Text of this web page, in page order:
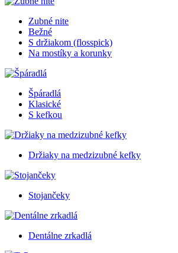
Zubné nite
Bežné
S držiakom (flosspick)
Na mostíky a korunky
Špáradlá
Klasické
S kefkou
Držiaky na medzizubné kefky
Stojančeky
Dentálne zrkadlá